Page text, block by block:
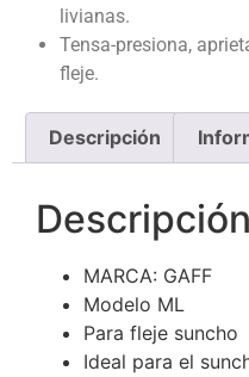
livianas.
Tensa-presiona,
fleje.
Descripción
Descripción
MARCA: GAFF
Modelo ML
Para fleje suncho
Ideal para el